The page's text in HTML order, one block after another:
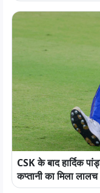
CSK के बाद हार्दिक
कप्तानी का मिला लालच